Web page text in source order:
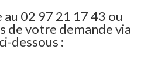
02 97 21 17 43 ou
de votre demande via
dessous :